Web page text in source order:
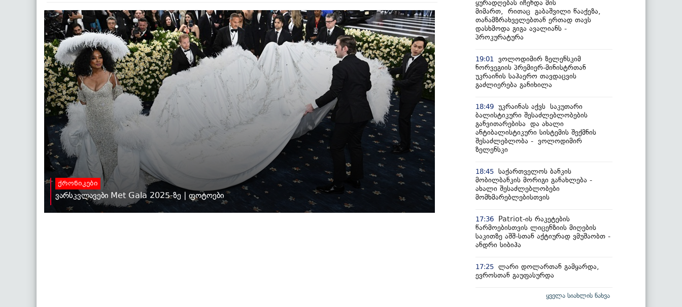
ქრონიკები
ვარსკვლავები Met Gala 2025-ზე | ფოტოები
ყურადღებას იჩენდა მის
მიმართ, რითაც გაბაშვილი წააქეზა,
თანამზრახველებთან ერთად თავს
დასხმოდა გიგა ავალიანს -
პროკურატურა
19:01
ვოლოდიმირ ზელენსკიმ
ნორვეგიის პრემიერ-მინისტრთან
უკრაინის საჰაერო თავდაცვის
გაძლიერება განიხილა
18:49 უკრაინას აქვს საკუთარი
ბალისტიკური შესაძლებლობების
განვითარებისა და ახალი
ანტიბალისტიკური სისტემის შექმნის
შესაძლებლობა - ვოლოდიმირ
ზელენსკი
18:45 საქართველოს ბანკის
მობილბანკის მორიგი განახლება -
ახალი შესაძლებლობები
მომხმარებლებისთვის
17:36
Patriot-ის რაკეტების
წარმოებისთვის ლიცენზიის მიღების
საკითზე აშშ-სთან აქტიურად ვმუშაობთ -
ანდრი სიბიჰა
17:25 ლარი დოლართან გამყარდა,
ევროსთან გაუფასურდა
ყველა სიახლის ნახვა